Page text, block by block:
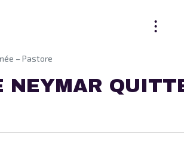
– Pastore
NEYMAR